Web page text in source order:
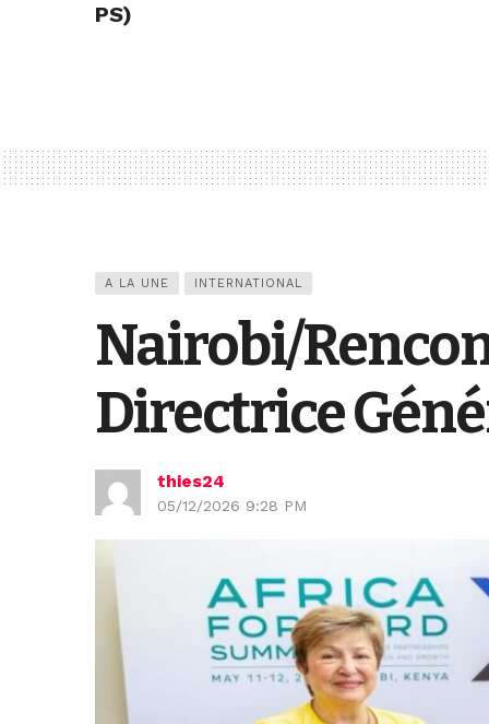
PS)
A LA UNE INTERNATIONAL
Nairobi/
Directrice
thies24
05/12/2026 9:28 PM